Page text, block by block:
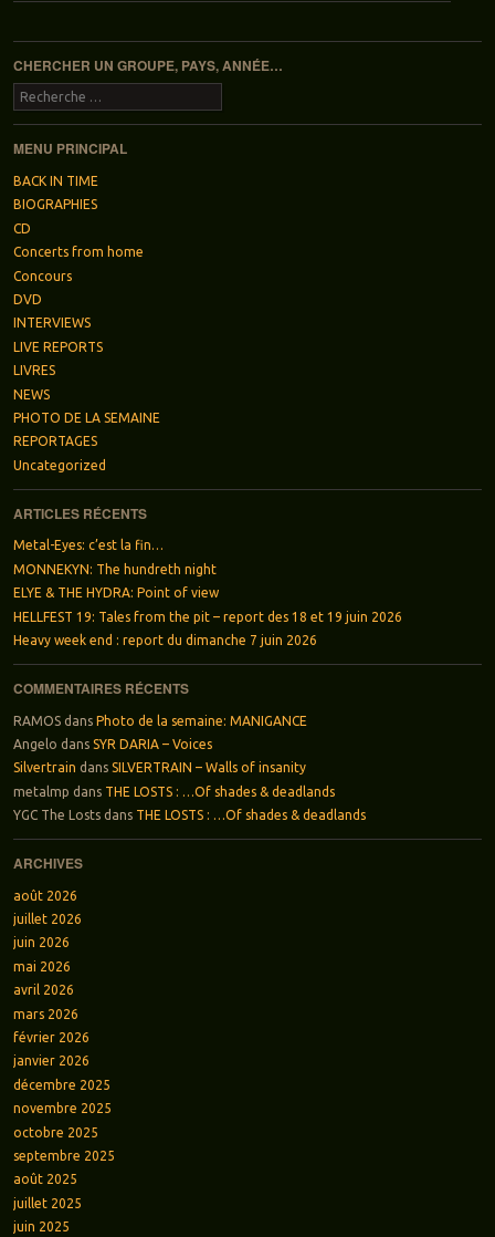
Navigation des articles
CHERCHER UN GROUPE, PAYS, ANNÉE…
Recherche
MENU PRINCIPAL
BACK IN TIME
BIOGRAPHIES
CD
Concerts from home
Concours
DVD
INTERVIEWS
LIVE REPORTS
LIVRES
NEWS
PHOTO DE LA SEMAINE
REPORTAGES
Uncategorized
ARTICLES RÉCENTS
Metal-Eyes: c’est la fin…
MONNEKYN: The hundreth night
ELYE & THE HYDRA: Point of view
HELLFEST 19: Tales from the pit – report des 18 et 19 juin 2026
Heavy week end : report du dimanche 7 juin 2026
COMMENTAIRES RÉCENTS
RAMOSdans Photo de la semaine: MANIGANCE
Angelo dans SYR DARIA – Voices
Silvertrain dans SILVERTRAIN – Walls of insanity
metalmp dans THE LOSTS : …Of shades & deadlands
YGC The Lostsdans THE LOSTS : …Of shades & deadlands
ARCHIVES
août 2026
juillet 2026
juin 2026
mai 2026
avril 2026
mars 2026
février 2026
janvier 2026
décembre 2025
novembre 2025
octobre 2025
septembre 2025
août 2025
juillet 2025
juin 2025